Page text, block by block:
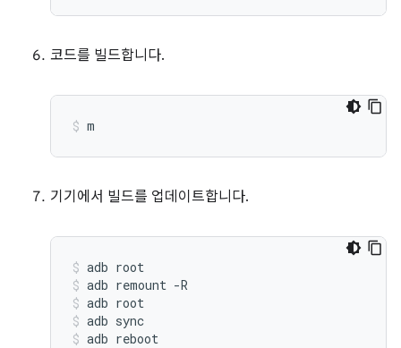
코드를 빌드합니다.
m
기기에서 빌드를 업데이트합니다.
adb root
adb remount -R
adb root
adb sync
adb reboot